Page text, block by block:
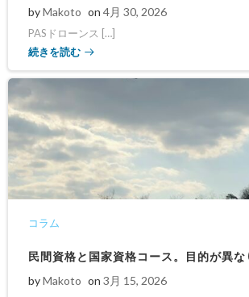
byMakoto on 4月 30, 2026
PASドローンス […]
続きを読む
コラム
民間資格と国家資格コース。目的が異な
byMakoto on 3月 15, 2026